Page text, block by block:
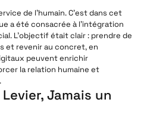
de l’humain. C’est dans cet
a été consacrée à l’intégration
L’objectif était clair : prendre de
et revenir au concret, en
peuvent enrichir
la relation humaine et
Jamais un